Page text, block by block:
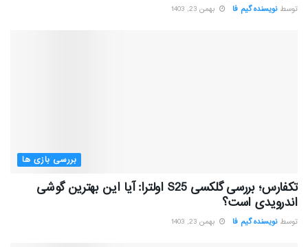
توسط نویسنده گیم فا بهمن 23, 1403
بررسی بازی ها
تکفارس؛ بررسی گلکسی S25 اولترا: آیا این بهترین گوشی
اندرویدی است؟
توسط نویسنده گیم فا بهمن 23, 1403